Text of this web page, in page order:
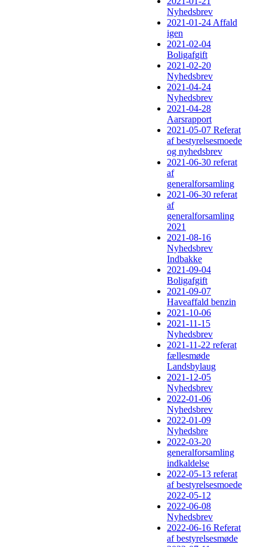
Nyhedsbrev
2021-01-24 Affald
igen
2021-02-04
Boligafgift
2021-02-20
Nyhedsbrev
2021-04-24
Nyhedsbrev
2021-04-28
Aarsrapport
2021-05-07 Referat
af bestyrelsesmoede
og nyhedsbrev
2021-06-30 referat
af
generalforsamling
2021-06-30 referat
af
generalforsamling
2021
2021-08-16
Nyhedsbrev
Indbakke
2021-09-04
Boligafgift
2021-09-07
Haveaffald benzin
2021-10-06
2021-11-15
Nyhedsbrev
2021-11-22 referat
fællesmøde
Landsbylaug
2021-12-05
Nyhedsbrev
2022-01-06
Nyhedsbrev
2022-01-09
Nyhedsbre
2022-03-20
generalforsamling
indkaldelse
2022-05-13 referat
af bestyrelsesmoede
2022-05-12
2022-06-08
Nyhedsbrev
2022-06-16 Referat
af bestyrelsesmøde